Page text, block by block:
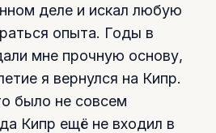
деле и искал любую
опыта. Годы в
мне прочную основу,
я вернулся на Кипр.
было не совсем
Кипр ещё не входил в